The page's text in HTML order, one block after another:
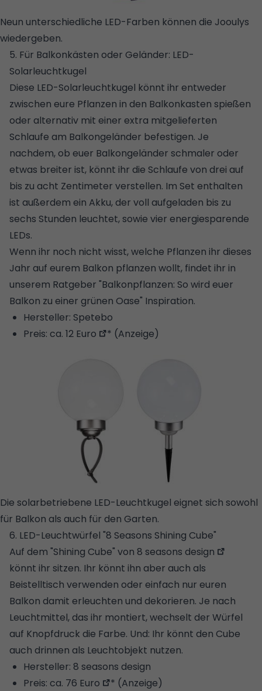
Neun unterschiedliche LED-Farben können die Jooulys
wiedergeben.
5. Für Balkonkästen oder Geländer: LED-
Solarleuchtkugel
Diese LED-Solarleuchtkugel könnt ihr entweder
zwischen eure Pflanzen in den Balkonkasten spießen
oder alternativ mit einer extra mitgelieferten
Schlaufe am Balkongeländer befestigen. Je
nachdem, ob euer Balkongeländer schmaler oder
etwas breiter ist, könnt ihr die Schlaufe von drei auf
bis zu acht Zentimeter verstellen. Im Set enthalten
ist außerdem ein Akku, der voll aufgeladen bis zu
sechs Stunden leuchtet, sowie vier energiesparende
LEDs.
Wenn ihr noch nicht wisst, welche Pflanzen ihr dieses
Jahr auf eurem Balkon pflanzen wollt, findet ihr in
unserem Ratgeber "Balkonpflanzen: So wird euer
Balkon zu einer grünen Oase" Inspiration.
Hersteller: Spetebo
Preis: ca. 12 Euro * (Anzeige)
Die solarbetriebene LED-Leuchtkugel eignet sich sowohl
für Balkon als auch für den Garten.
6. LED-Leuchtwürfel "8 Seasons Shining Cube"
Auf dem "Shining Cube" von 8 seasons design
könnt ihr sitzen. Ihr könnt ihn aber auch als
Beistelltisch verwenden oder einfach nur euren
Balkon damit erleuchten und dekorieren. Je nach
Leuchtmittel, das ihr montiert, wechselt der Würfel
auf Knopfdruck die Farbe. Und: Ihr könnt den Cube
auch drinnen als Leuchtobjekt nutzen.
Hersteller: 8 seasons design
Preis: ca. 76 Euro * (Anzeige)